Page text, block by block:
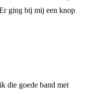
ging bij mij een knop
die goede band met